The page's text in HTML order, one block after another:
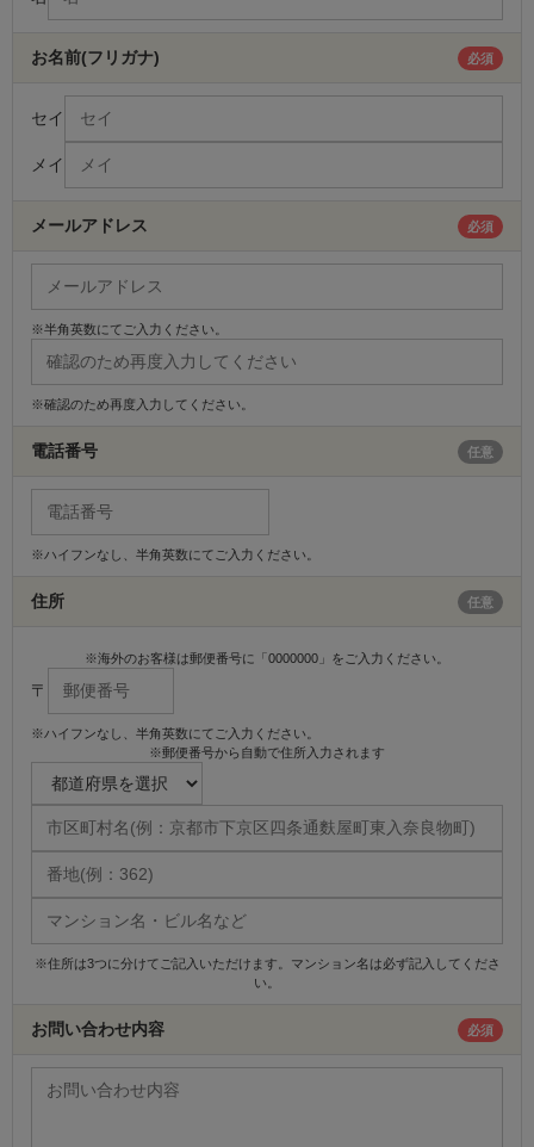
お名前(フリガナ) 必須
セイ
メイ
メールアドレス 必須
※半角英数にてご入力ください。
※確認のため再度入力してください。
電話番号 任意
※ハイフンなし、半角英数にてご入力ください。
住所 任意
※海外のお客様は郵便番号に「0000000」をご入力ください。
〒
※ハイフンなし、半角英数にてご入力ください。
※郵便番号から自動で住所入力されます
※住所は3つに分けてご記入いただけます。マンション名は必ず記入してくださ
い。
お問い合わせ内容 必須